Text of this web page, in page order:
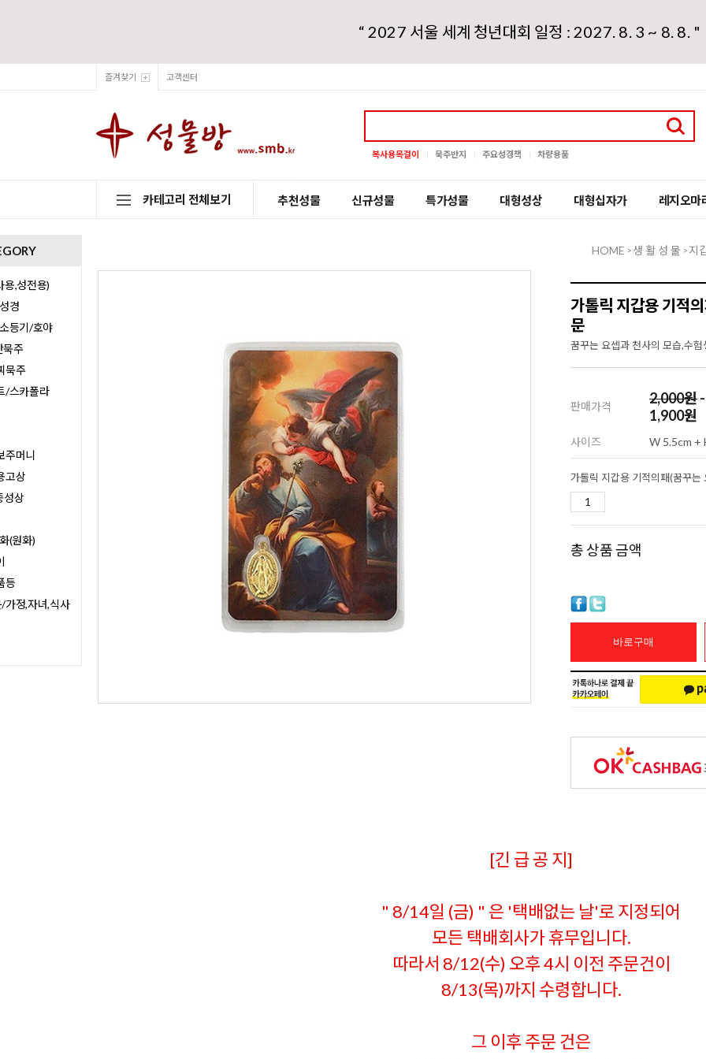
“ 2027 서울 세계 청년대회 일정 : 2027. 8. 3 ~ 8. 8. "
즐겨찾기 고객센터
복사용목걸이 묵주반지 주요성경책 차량용품
카테고리 전체보기 추천성물 신규성물 특가성물 대형성상 대형십자가 레지오마
용,성전용)
경
등기/호야
주
묵주
/스카폴라
주머니
고상
성상
(원화)
등
가정,자녀,식사
HOME > 생 활 성 물 > 지
가톨릭 지갑용 기적
문
꿈꾸는 요셉과 천사의 모습,수
판매가격 2,000원
1,900원
사이즈 W 5.5cm +
총 상품 금액
바로구매
[긴 급 공 지]
" 8/14일 (금) " 은 '택배없는 날'로 지정되어
모든 택배회사가 휴무입니다.
따라서 8/12(수) 오후 4시 이전 주문건이
8/13(목)까지 수령합니다.
그 이후 주문 건은